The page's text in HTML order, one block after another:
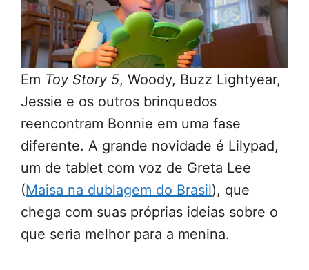
Em Toy Story 5, Woody, Buzz Lightyear,
Jessie e os outros brinquedos
reencontram Bonnie em uma fase
diferente. A grande novidade é Lilypad,
um de tablet com voz de Greta Lee
(Maisa na dublagem do Brasil), que
chega com suas próprias ideias sobre o
que seria melhor para a menina.